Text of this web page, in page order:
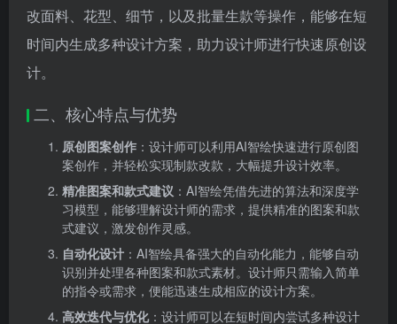
改面料、花型、细节，以及批量生款等操作，能够在短
时间内生成多种设计方案，助力设计师进行快速原创设
计。
二、核心特点与优势
原创图案创作 ：设计师可以利用AI智绘快速进行原创图
案创作，并轻松实现制款改款，大幅提升设计效率。
精准图案和款式建议 ：AI智绘凭借先进的算法和深度学
习模型，能够理解设计师的需求，提供精准的图案和款
式建议，激发创作灵感。
自动化设计 ：AI智绘具备强大的自动化能力，能够自动
识别并处理各种图案和款式素材。设计师只需输入简单
的指令或需求，便能迅速生成相应的设计方案。
高效迭代与优化：设计师可以在短时间内尝试多种设计